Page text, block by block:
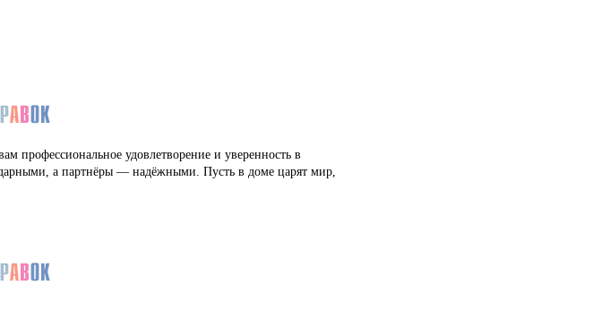
удовлетворение и уверенность в
а партнёры — надёжными. Пусть в доме царят мир,